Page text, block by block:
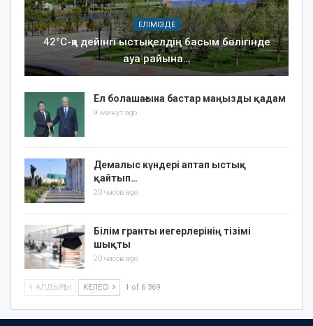
ЕЛІМІЗДЕ
42°C-қа дейінгі ыстық: елдің басым бөлігінде
ауа райына…
Ел болашағына бастар маңызды қадам
9 минут ago
Демалыс күндері аптап ыстық
қайтып…
20 часов ago
Білім гранты иегерлерінің тізімі
шықты
20 часов ago
АЛДЫҢҒЫ КЕЛЕСІ 1 of 6 369